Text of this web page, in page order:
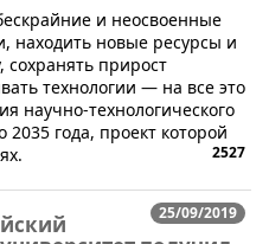
и неосвоенные
находить новые ресурсы и
сохранять прирост
технологии — на все это
научно-технологического
2035 года, проект которой
2527
25/09/2019